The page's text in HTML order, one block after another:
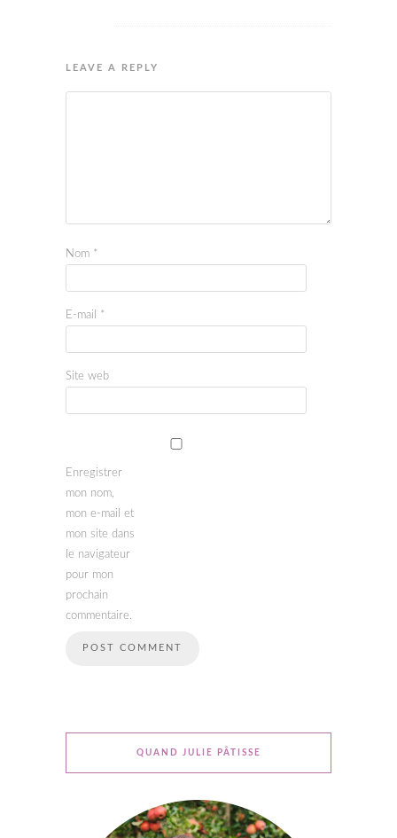
LEAVE A REPLY
Nom *
E-mail *
Site web
Enregistrer
mon nom,
mon e-mail et
mon site dans
le navigateur
pour mon
prochain
commentaire.
QUAND JULIE PÂTISSE